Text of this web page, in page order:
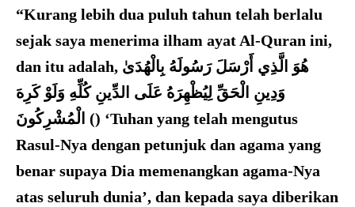
“Kurang lebih dua puluh tahun telah berlalu
sejak saya menerima ilham ayat Al-Quran ini,
dan itu adalah, هُوَ الَّذِي أَرْسَلَ رَسُولَهُ بِالْهُدَىٰ
وَدِينِ الْحَقِّ لِيُظْهِرَهُ عَلَى الدِّينِ كُلِّهِ وَلَوْ كَرِهَ
الْمُشْرِكُونَ () ‘Tuhan yang telah mengutus
Rasul-Nya dengan petunjuk dan agama yang
benar supaya Dia memenangkan agama-Nya
atas seluruh dunia’, dan kepada saya diberikan